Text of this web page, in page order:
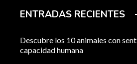
ENTRADAS RECIENTES
Descubre los 10 animales con
capacidad humana